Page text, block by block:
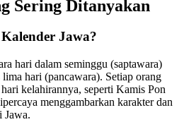
Sering Ditanyakan
Jawa?
hari dalam seminggu (saptawara)
hari (pancawara). Setiap orang
kelahirannya, seperti Kamis Pon
menggambarkan karakter dan
Jawa.